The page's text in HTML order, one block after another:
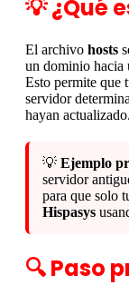
💡 ¿Qué
El archivo hosts
un dominio hacia
Esto permite que
servidor
hayan actualizado.
💡 Ejemplo
servidor
para que solo
Hispasys
🔍 Paso